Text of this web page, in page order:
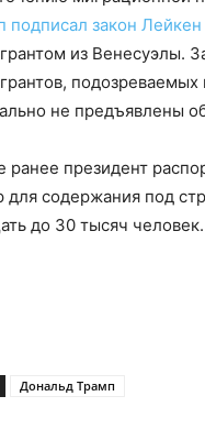
подписал закон
из Венесуэлы.
не предъявлены
ранее президент
для содержания под
до 30 тысяч человек.
Дональд Трамп